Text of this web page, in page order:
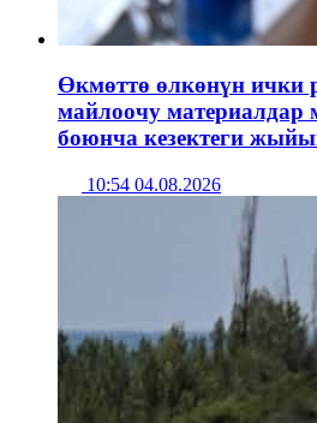
Өкмөттө өлкөнүн ички
майлоочу материалдар
боюнча кезектеги
10:54 04.08.2026